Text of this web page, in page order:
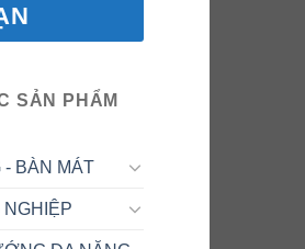
SẢN PHẨM
BÀN MÁT
NGHIỆP